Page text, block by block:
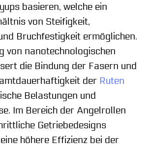
basieren, welche ein
von Steifigkeit,
Bruchfestigkeit ermöglichen.
von nanotechnologischen
die Bindung der Fasern und
der Ruten
Belastungen und
Im Bereich der Angelrollen
Getriebedesigns
höhere Effizienz bei der